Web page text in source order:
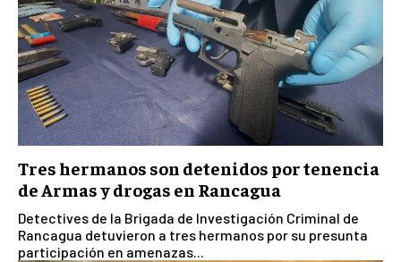
Tres hermanos son detenidos por tenencia
de Armas y drogas en Rancagua
Detectives de la Brigada de Investigación Criminal de
Rancagua detuvieron a tres hermanos por su presunta
participación en amenazas...